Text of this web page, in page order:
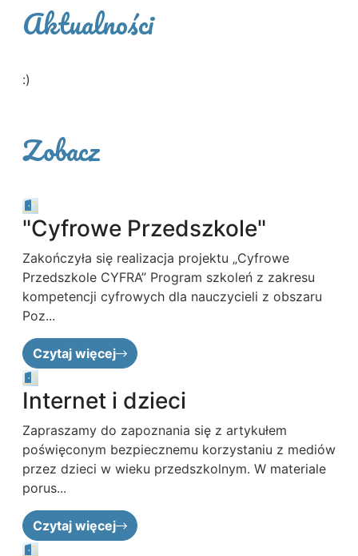
Aktualności
:)
Zobacz
"Cyfrowe Przedszkole"
Zakończyła się realizacja projektu „Cyfrowe
Przedszkole CYFRA” Program szkoleń z zakresu
kompetencji cyfrowych dla nauczycieli z obszaru
Poz...
Czytaj więcej
Internet i dzieci
Zapraszamy do zapoznania się z artykułem
poświęconym bezpiecznemu korzystaniu z mediów
przez dzieci w wieku przedszkolnym. W materiale
porus...
Czytaj więcej